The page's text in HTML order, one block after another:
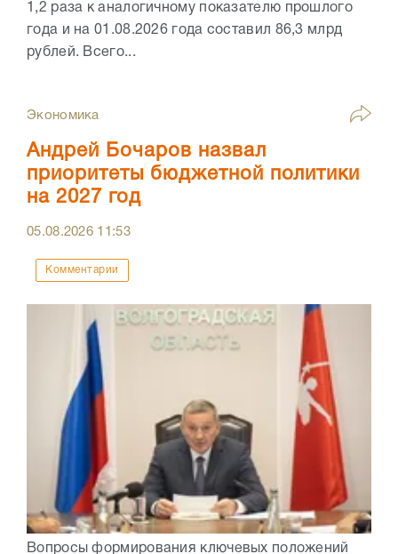
1,2 раза к аналогичному показателю прошлого
года и на 01.08.2026 года составил 86,3 млрд
рублей. Всего...
Экономика
Андрей Бочаров назвал
приоритеты бюджетной политики
на 2027 год
05.08.2026 11:53
Комментарии
Вопросы формирования ключевых положений